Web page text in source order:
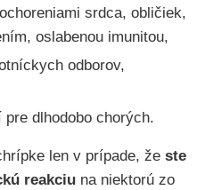
srdca, obličiek,
oslabenou imunitou,
odborov,
dlhodobo chorých.
len v prípade, že ste
reakciu na niektorú zo